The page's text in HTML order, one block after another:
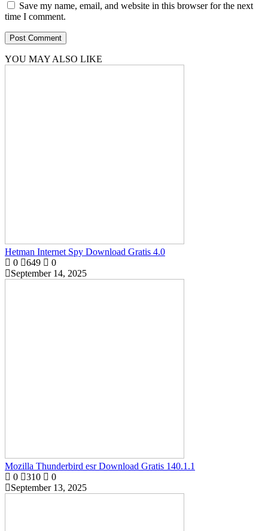
Save my name, email, and website in this browser for the next
time I comment.
YOU MAY ALSO LIKE
Hetman Internet Spy Download Gratis 4.0
0
649
0
September 14, 2025
Mozilla Thunderbird esr Download Gratis 140.1.1
0
310
0
September 13, 2025